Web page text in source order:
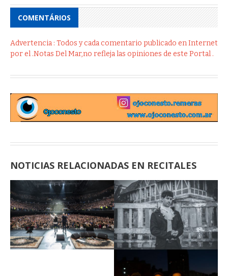
COMENTÁRIOS
Advertencia : Todos y cada comentario publicado en Internet
por el .Notas Del Mar,no refleja las opiniones de este Portal .
NOTICIAS RELACIONADAS EN RECITALES